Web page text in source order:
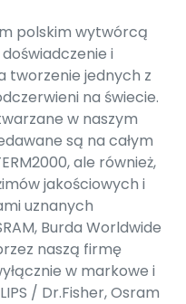
polskim wytwórcą
i
tworzenie jednych z
na świecie.
w naszym
są na całym
ale również,
jakościowych i
uznanych
Burda Worldwide
naszą firmę
w markowe i
/ Dr.Fisher, Osram